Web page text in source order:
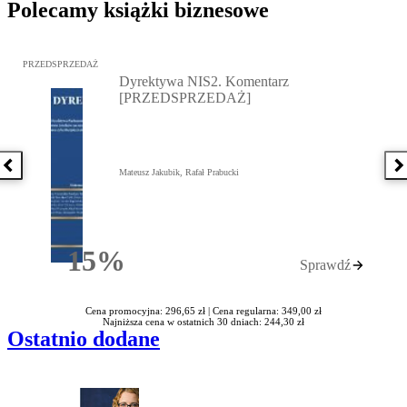
Polecamy książki biznesowe
Poprzednia książka
Przejdź do: Dyrektywa NIS2. Komentarz [PRZEDSPRZEDAŻ],
PRZEDSPRZEDAŻ
15%Rabatu
Dyrektywa NIS2. Komentarz
[PRZEDSPRZEDAŻ]
Mateusz Jakubik, Rafał Prabucki
Sprawdź
Cena promocyjna: 296,65 zł | Cena regularna: 349,00 zł
Najniższa cena w ostatnich 30 dniach: 244,30 zł
Ostatnio dodane